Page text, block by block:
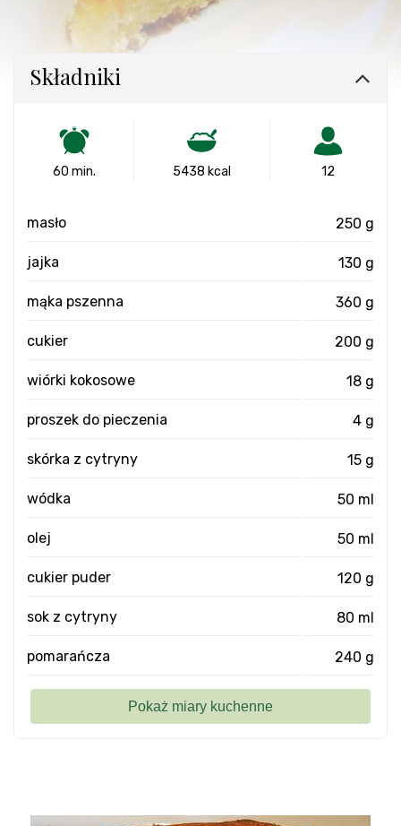
Składniki
60 min. 5438 kcal 12
masło 250 g
jajka 130 g
mąka pszenna 360 g
cukier 200 g
wiórki kokosowe 18 g
proszek do pieczenia 4 g
skórka z cytryny 15 g
wódka 50 ml
olej 50 ml
cukier puder 120 g
sok z cytryny 80 ml
pomarańcza 240 g